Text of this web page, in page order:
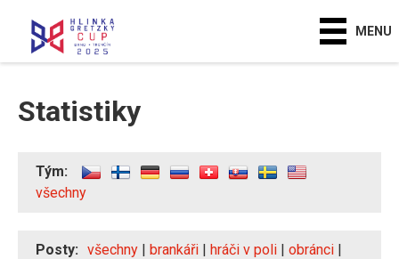
MENU
Statistiky
Tým:
všechny
Posty: všechny | brankáři | hráči v poli | obránci |